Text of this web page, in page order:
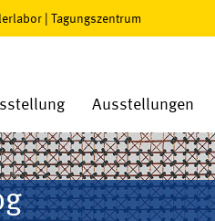
| Tagungszentrum
Ausstellungen